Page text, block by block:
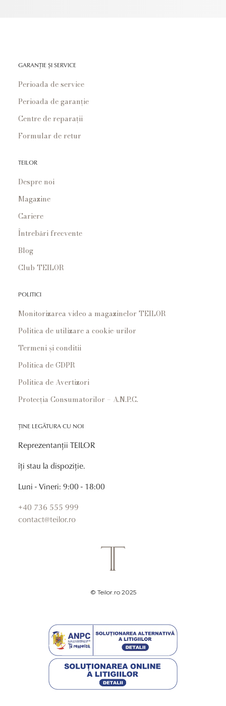
GARANȚIE ȘI SERVICE
Perioada de service
Perioada de garanție
Centre de reparații
Formular de retur
TEILOR
Despre noi
Magazine
Cariere
Întrebări frecvente
Blog
Club TEILOR
POLITICI
Monitorizarea video a magazinelor TEILOR
Politica de utilizare a cookie-urilor
Termeni și conditii
Politica de GDPR
Politica de Avertizori
Protecția Consumatorilor – A.N.P.C.
ȚINE LEGĂTURA CU NOI
Reprezentanții TEILOR
îți stau la dispoziție.
Luni - Vineri: 9:00 - 18:00
+40 736 555 999
contact@teilor.ro
© Teilor.ro 2025